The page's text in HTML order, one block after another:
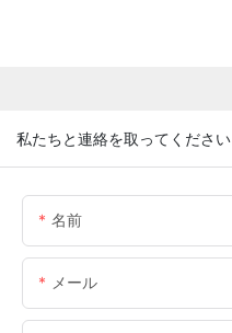
私たちと連絡を取ってください
名前
メール